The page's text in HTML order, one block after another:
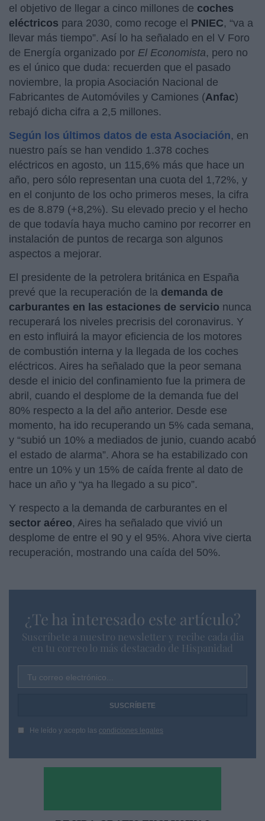
el objetivo de llegar a cinco millones de coches
eléctricos para 2030, como recoge el PNIEC, “va a
llevar más tiempo”. Así lo ha señalado en el V Foro
de Energía organizado por El Economista, pero no
es el único que duda: recuerden que el pasado
noviembre, la propia Asociación Nacional de
Fabricantes de Automóviles y Camiones (Anfac)
rebajó dicha cifra a 2,5 millones.
Según los últimos datos de esta Asociación, en
nuestro país se han vendido 1.378 coches
eléctricos en agosto, un 115,6% más que hace un
año, pero sólo representan una cuota del 1,72%, y
en el conjunto de los ocho primeros meses, la cifra
es de 8.879 (+8,2%). Su elevado precio y el hecho
de que todavía haya mucho camino por recorrer en
instalación de puntos de recarga son algunos
aspectos a mejorar.
El presidente de la petrolera británica en España
prevé que la recuperación de la demanda de
carburantes en las estaciones de servicio nunca
recuperará los niveles precrisis del coronavirus. Y
en esto influirá la mayor eficiencia de los motores
de combustión interna y la llegada de los coches
eléctricos. Aires ha señalado que la peor semana
desde el inicio del confinamiento fue la primera de
abril, cuando el desplome de la demanda fue del
80% respecto a la del año anterior. Desde ese
momento, ha ido recuperando un 5% cada semana,
y “subió un 10% a mediados de junio, cuando acabó
el estado de alarma”. Ahora se ha estabilizado con
entre un 10% y un 15% de caída frente al dato de
hace un año y “ya ha llegado a su pico”.
Y respecto a la demanda de carburantes en el
sector aéreo, Aires ha señalado que vivió un
desplome de entre el 90 y el 95%. Ahora vive cierta
recuperación, mostrando una caída del 50%.
¿Te ha interesado este artículo?
Suscríbete a nuestro newsletter y recibe cada dia
en tu correo lo más destacado de Hispanidad
Tu correo electrónico...
He leído y acepto las condiciones legales